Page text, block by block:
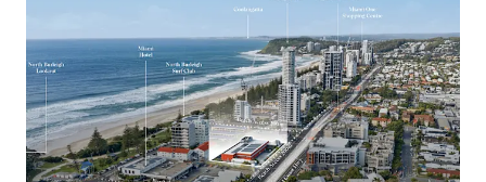
Key Investment Highlights
Largest remaining beachside development site on
the Southern Gold Coast
Expansive 4,553sqm landholding offered with
vacant possession
Exceptional 90-metre frontage to the Gold Coast
Highway